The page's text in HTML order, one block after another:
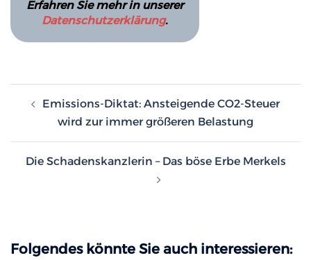
Erfahren Sie mehr in unserer
Datenschutzerklärung.
Emissions-Diktat: Ansteigende CO2-Steuer
wird zur immer größeren Belastung
Die Schadenskanzlerin – Das böse Erbe Merkels
Folgendes könnte Sie auch interessieren: